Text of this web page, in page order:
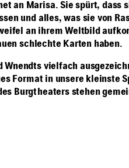
an Marisa. Sie spürt, dass
und alles, was sie von
an ihrem Weltbild
schlechte Karten haben.
Wnendts vielfach
Format in unsere kleinste
Burgtheaters stehen